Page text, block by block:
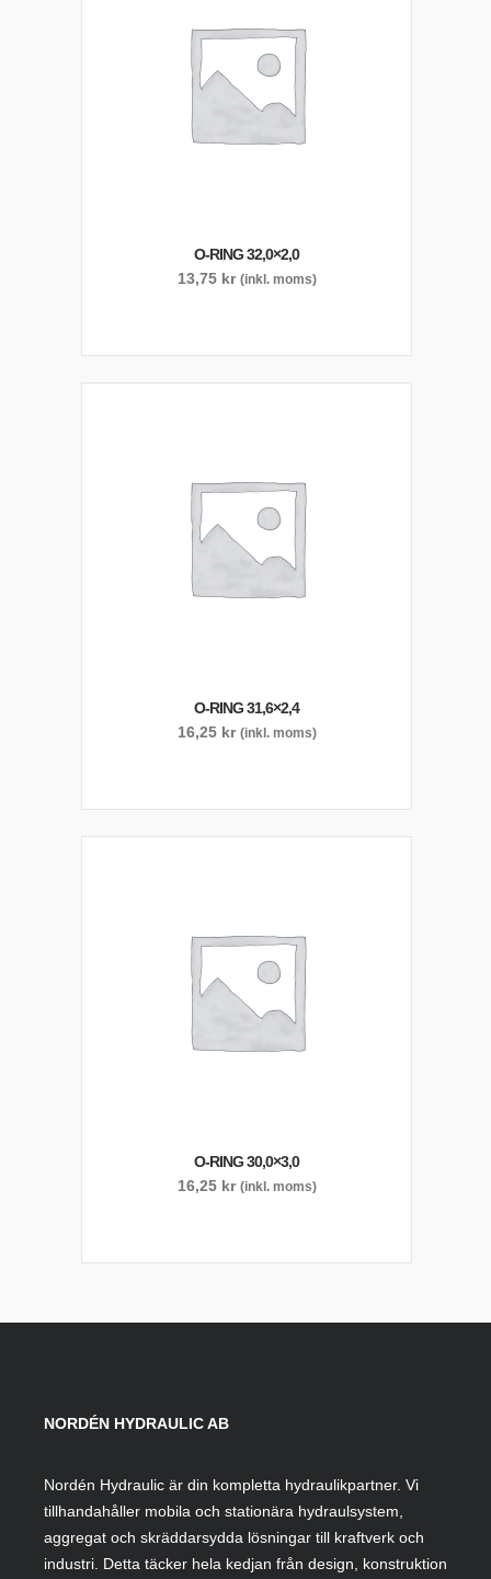
O-RING 32,0×2,0
13,75 kr (inkl. moms)
O-RING 31,6×2,4
16,25 kr (inkl. moms)
O-RING 30,0×3,0
16,25 kr (inkl. moms)
NORDÉN HYDRAULIC AB
Nordén Hydraulic är din kompletta hydraulikpartner. Vi
tillhandahåller mobila och stationära hydraulsystem,
aggregat och skräddarsydda lösningar till kraftverk och
industri. Detta täcker hela kedjan från design, konstruktion